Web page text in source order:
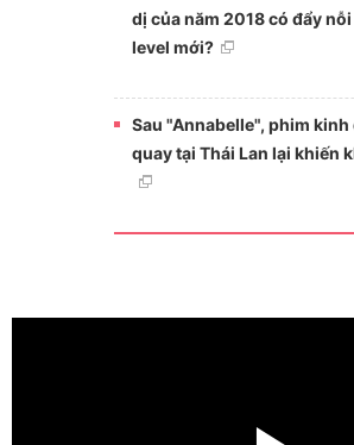
dị của năm 2018 có đẩy
level mới?
Sau "Annabelle", phim kinh
quay tại Thái Lan lại khiến